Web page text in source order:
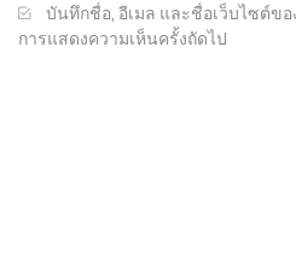
บันทึกชื่อ, อีเมล และชื่อเว็บไซต์ข
การแสดงความเห็นครั้งถัดไป